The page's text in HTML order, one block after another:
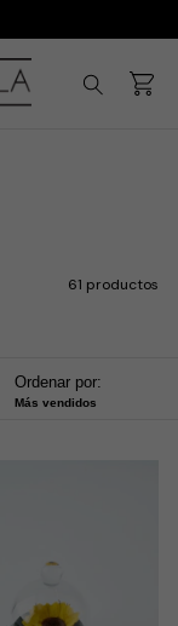
61 productos
Ordenar por:
Más vendidos